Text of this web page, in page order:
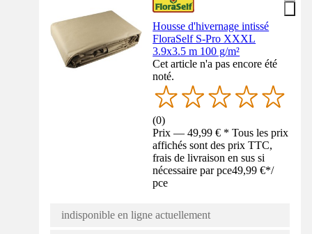
Housse d'hivernage intissé
FloraSelf S-Pro XXXL
3.9x3.5 m 100 g/m²
Cet article n'a pas encore été
noté.
(0)
Prix — 49,99 € * Tous les prix
affichés sont des prix TTC,
frais de livraison en sus si
nécessaire par pce49,99 €*/
pce
indisponible en ligne actuellement